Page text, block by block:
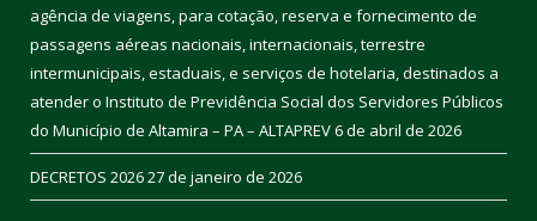
agência de viagens, para cotação, reserva e fornecimento de
passagens aéreas nacionais, internacionais, terrestre
intermunicipais, estaduais, e serviços de hotelaria, destinados a
atender o Instituto de Previdência Social dos Servidores Públicos
do Município de Altamira – PA – ALTAPREV6 de abril de 2026
DECRETOS 202627 de janeiro de 2026